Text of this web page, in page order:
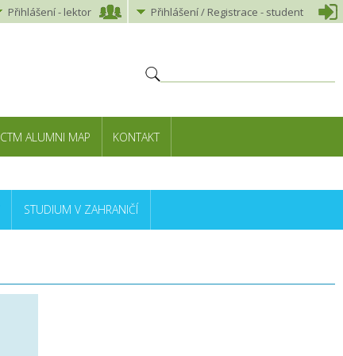
Přihlášení- lektor Přihlášení/ Registrace - student
CTM ALUMNI MAP KONTAKT
STUDIUM V ZAHRANIČÍ